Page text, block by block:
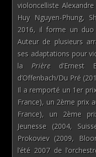
violoncelliste
Huy Nguyen-Phung,
2016, il forme un duo
Auteur de plusieurs
ses adaptations pour
la Prièred’Ernest
d’Offenbach/Du Pré
Il a remporté un 1er
France), un 2ème prix
France), un 2ème
Jeunesse (2004,
Prokoviev (2009,
l’été 2007 de